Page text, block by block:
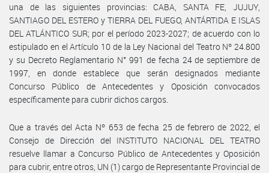
una de las siguientes provincias: CABA, SANTA FE, JUJUY,
SANTIAGO DEL ESTERO y TIERRA DEL FUEGO, ANTÁRTIDA E ISLAS
DEL ATLÁNTICO SUR; por el período 2023-2027; de acuerdo con lo
estipulado en el Artículo 10 de la Ley Nacional del Teatro Nº 24.800
y su Decreto Reglamentario N° 991 de fecha 24 de septiembre de
1997, en donde establece que serán designados mediante
Concurso Público de Antecedentes y Oposición convocados
específicamente para cubrir dichos cargos.
Que a través del Acta Nº 653 de fecha 25 de febrero de 2022, el
Consejo de Dirección del INSTITUTO NACIONAL DEL TEATRO
resuelve llamar a Concurso Público de Antecedentes y Oposición
para cubrir, entre otros, UN (1) cargo de Representante Provincial de